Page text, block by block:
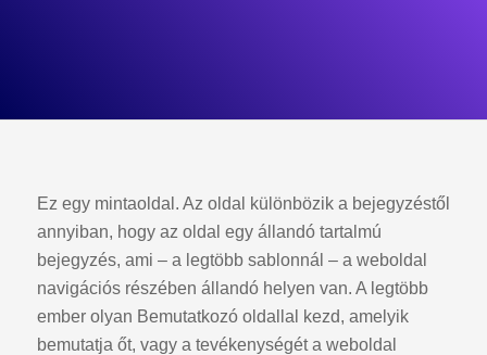
Ez egy mintaoldal. Az oldal különbözik a bejegyzéstől
annyiban, hogy az oldal egy állandó tartalmú
bejegyzés, ami – a legtöbb sablonnál – a weboldal
navigációs részében állandó helyen van. A legtöbb
ember olyan Bemutatkozó oldallal kezd, amelyik
bemutatja őt, vagy a tevékenységét a weboldal